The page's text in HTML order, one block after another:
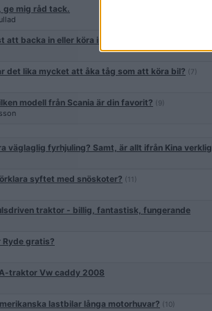
ge mig råd tack.
att backa in eller köra in?
det lika mycket att åka tåg som att köra bil? (7)
modell från Scania är din favorit? (9)
väglaglig fyrhjuling? Samt, är allt ifrån Kina
syftet med snöskoter? (11)
traktor - billig, fantastisk, fungerande
Ryde gratis?
traktor Vw caddy 2008
lastbilar långa motorhuvar? (10)